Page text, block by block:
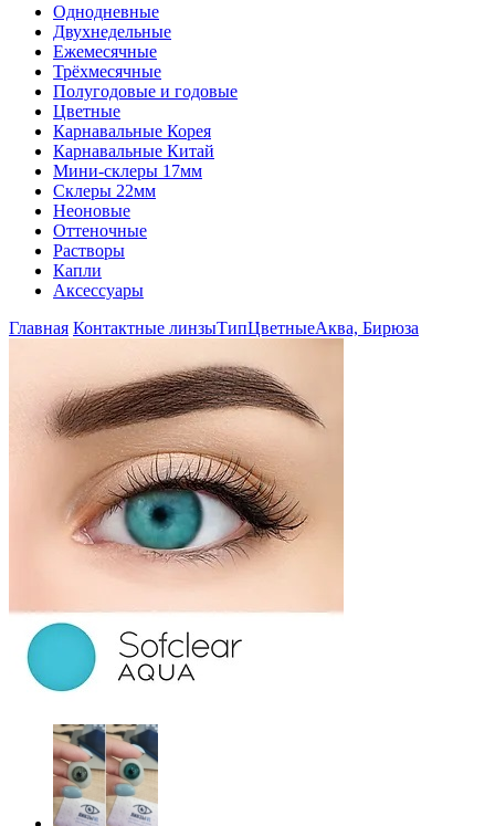
Однодневные
Двухнедельные
Ежемесячные
Трёхмесячные
Полугодовые и годовые
Цветные
Карнавальные Корея
Карнавальные Китай
Мини-склеры 17мм
Склеры 22мм
Неоновые
Оттеночные
Растворы
Капли
Аксессуары
Главная Контактные линзыТипЦветныеАква, Бирюза